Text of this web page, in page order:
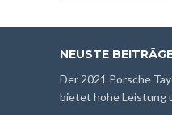
NEUSTE
Der 2021 Porsche
bietet hohe Leistung